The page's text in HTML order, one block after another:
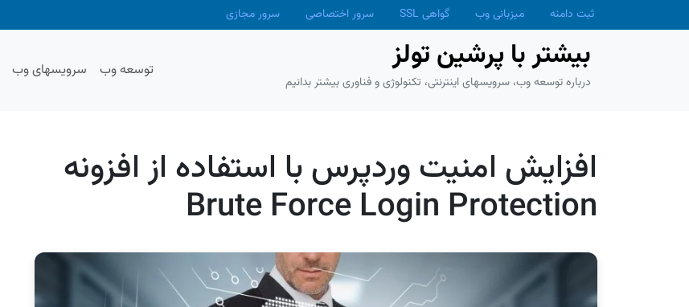
Skip to main contentثبت دامنه میزبانی وب گواهی SSL سرور اختصاصی سرور مجازی
بیشتر با پرشین تولز
درباره توسعه وب، سرویسهای اینترنتی، تکنولوژی و فناوری بیشتر بدانیم
توسعه وب سرویسهای وب
افزایش امنیت وردپرس با استفاده از افزونه
Brute Force Login Protection